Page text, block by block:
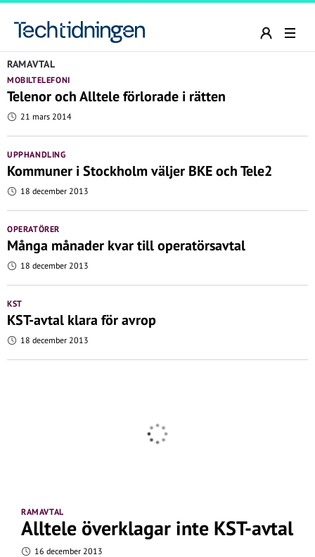
RAMAVTAL
MOBILTELEFONI
Telenor och Alltele förlorade i rätten
21 mars 2014
UPPHANDLING
Kommuner i Stockholm väljer BKE och Tele2
18 december 2013
OPERATÖRER
Många månader kvar till operatörsavtal
18 december 2013
KST
KST-avtal klara för avrop
18 december 2013
RAMAVTAL
Alltele överklagar inte KST-avtal
16 december 2013